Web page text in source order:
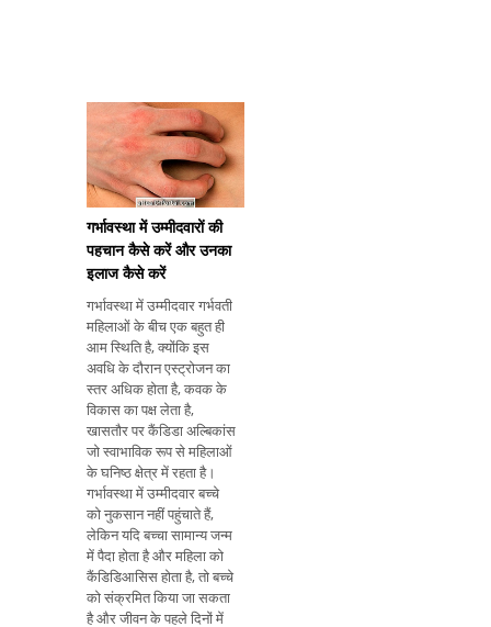
गर्भावस्था में उम्मीदवारों की
पहचान कैसे करें और उनका
इलाज कैसे करें
गर्भावस्था में उम्मीदवार गर्भवती
महिलाओं के बीच एक बहुत ही
आम स्थिति है, क्योंकि इस
अवधि के दौरान एस्ट्रोजन का
स्तर अधिक होता है, कवक के
विकास का पक्ष लेता है,
खासतौर पर कैंडिडा अल्बिकांस
जो स्वाभाविक रूप से महिलाओं
के घनिष्ठ क्षेत्र में रहता है।
गर्भावस्था में उम्मीदवार बच्चे
को नुकसान नहीं पहुंचाते हैं,
लेकिन यदि बच्चा सामान्य जन्म
में पैदा होता है और महिला को
कैंडिडिआसिस होता है, तो बच्चे
को संक्रमित किया जा सकता
है और जीवन के पहले दिनों में